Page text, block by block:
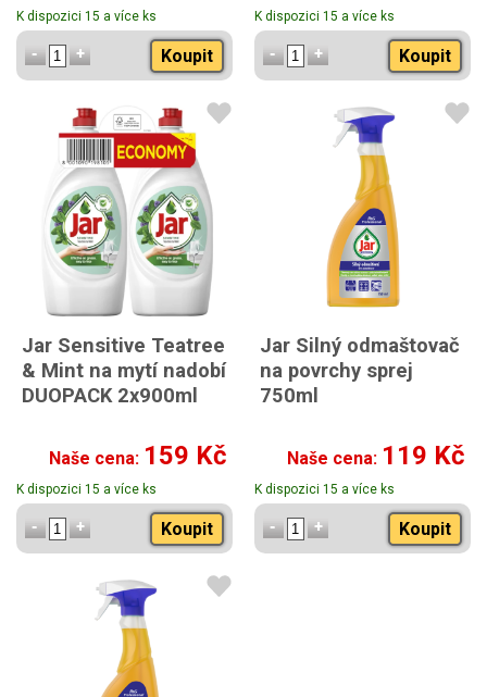
K dispozici 15 a více ks
Koupit
K dispozici 15 a více ks
Koupit
Jar Sensitive Teatree
& Mint na mytí nadobí
DUOPACK 2x900ml
Naše cena: 159 Kč
K dispozici 15 a více ks
Koupit
Jar Silný odmaštovač
na povrchy sprej
750ml
Naše cena: 119 Kč
K dispozici 15 a více ks
Koupit